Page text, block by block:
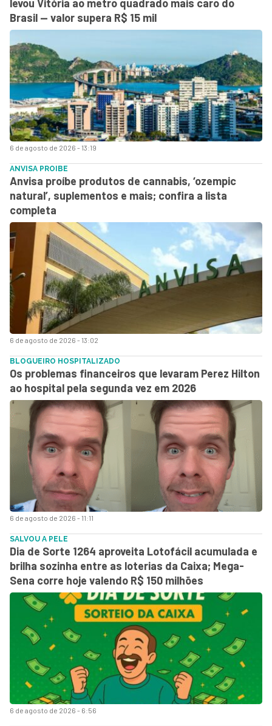
6 de agosto de 2026 - 13:19
levou Vitória ao metro quadrado mais caro do
Brasil — valor supera R$ 15 mil
6 de agosto de 2026 - 13:02
ANVISA PROIBE
Anvisa proíbe produtos de cannabis, ‘ozempic
natural’, suplementos e mais; confira a lista
completa
6 de agosto de 2026 - 11:11
BLOGUEIRO HOSPITALIZADO
Os problemas financeiros que levaram Perez Hilton
ao hospital pela segunda vez em 2026
6 de agosto de 2026 - 6:56
SALVOU A PELE
Dia de Sorte 1264 aproveita Lotofácil acumulada e
brilha sozinha entre as loterias da Caixa; Mega-
Sena corre hoje valendo R$ 150 milhões